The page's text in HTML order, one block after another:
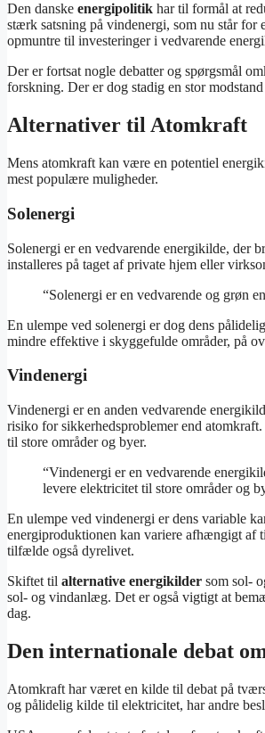
Den danske energipolitik har til formål at
stærk satsning på vindenergi, som nu står for
opmuntre til investeringer i vedvarende
Der er fortsat nogle debatter og spørgsmål
forskning. Der er dog stadig en stor
Alternativer til Atomkraft
Mens atomkraft kan være en potentiel
mest populære muligheder.
Solenergi
Solenergi er en vedvarende energikilde, der
installeres på taget af private hjem eller
“Solenergi er en vedvarende og grøn
En ulempe ved solenergi er dog dens
mindre effektive i skyggefulde områder, på
Vindenergi
Vindenergi er en anden vedvarende
risiko for sikkerhedsproblemer end
til store områder og byer.
“Vindenergi er en vedvarende
levere elektricitet til store områder og
En ulempe ved vindenergi er dens variable
energiproduktionen kan variere afhængigt af
tilfælde også dyrelivet.
Skiftet til alternative energikilder som sol-
sol- og vindanlæg. Det er også vigtigt at
dag.
Den internationale debat
Atomkraft har været en kilde til debat på
og pålidelig kilde til elektricitet, har andre